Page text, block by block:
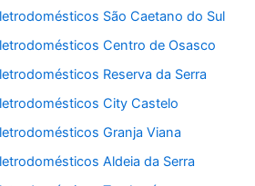
São Caetano do Sul
Centro de Osasco
Reserva da Serra
City Castelo
Granja Viana
Aldeia da Serra